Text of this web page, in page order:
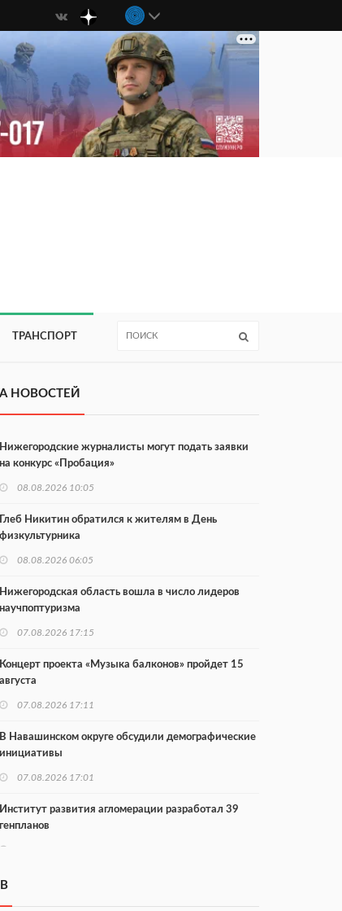
ТРАНСПОРТ
НОВОСТЕЙ
Нижегородские журналисты могут подать заявки
на конкурс «Пробация»
08.08.2026 10:05
Глеб Никитин обратился к жителям в День
физкультурника
08.08.2026 06:05
Нижегородская область вошла в число лидеров
научпоптуризма
07.08.2026 17:15
Концерт проекта «Музыка балконов» пройдет 15
августа
07.08.2026 17:11
В Навашинском округе обсудили демографические
инициативы
07.08.2026 17:01
Институт развития агломерации разработал 39
генпланов
С 8 августа изменят схему движения на въезде в